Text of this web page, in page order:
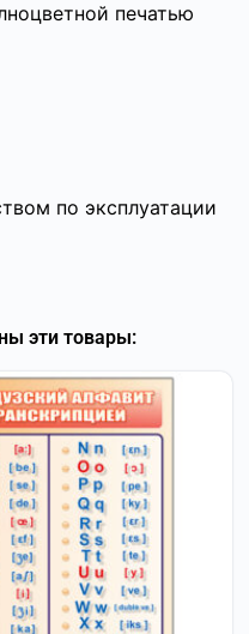
печатью
по эксплуатации
эти товары: